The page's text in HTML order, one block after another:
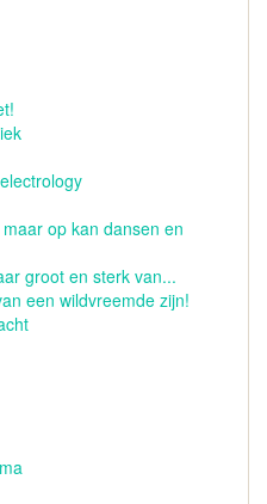
op kan dansen en
groot en sterk van...
een wildvreemde zijn!